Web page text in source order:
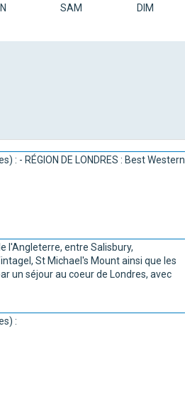
SAM DIM
- RÉGION DE LONDRES : Best Western
l'Angleterre, entre Salisbury,
St Michael's Mount ainsi que les
un séjour au coeur de Londres, avec
: